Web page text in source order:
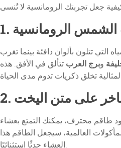
الشمس الرومانسية
تتلون بألوان دافئة بينما تغرب
وبرج العرب تتألق في الأفق. هذه
على متن اليخت
طاقم محترف، يمكنك التمتع بعشاء
العالمية، سيجعل الطاقم هذا
العشاء حدثًا استثنائيًا.